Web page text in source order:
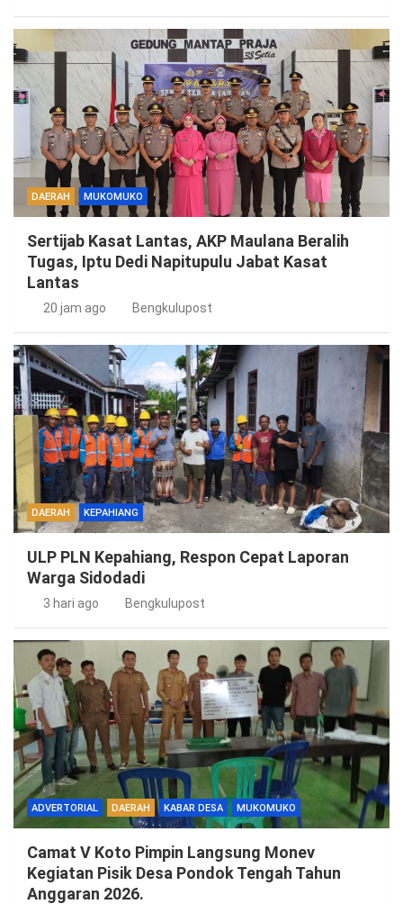
DAERAH MUKOMUKO
Sertijab Kasat Lantas, AKP Maulana Beralih
Tugas, Iptu Dedi Napitupulu Jabat Kasat
Lantas
20 jam ago Bengkulupost
DAERAH KEPAHIANG
ULP PLN Kepahiang, Respon Cepat Laporan
Warga Sidodadi
3 hari ago Bengkulupost
ADVERTORIAL DAERAH KABAR DESA MUKOMUKO
Camat V Koto Pimpin Langsung Monev
Kegiatan Pisik Desa Pondok Tengah Tahun
Anggaran 2026.